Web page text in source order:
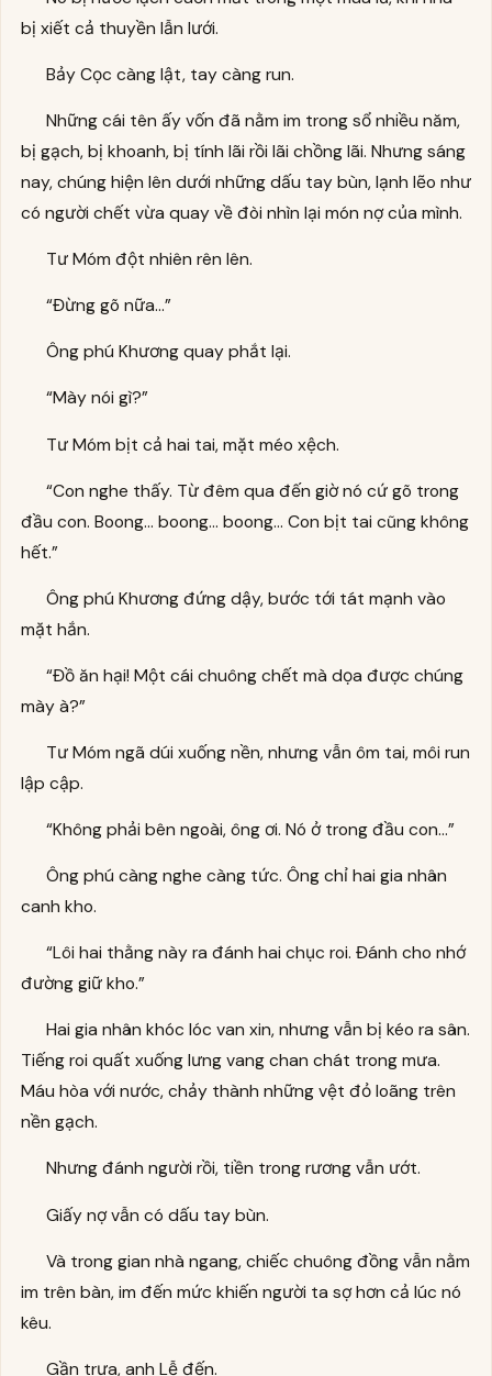
bị xiết cả thuyền lẫn lưới.
Bảy Cọc càng lật, tay càng run.
Những cái tên ấy vốn đã nằm im trong sổ nhiều năm,
bị gạch, bị khoanh, bị tính lãi rồi lãi chồng lãi. Nhưng sáng
nay, chúng hiện lên dưới những dấu tay bùn, lạnh lẽo như
có người chết vừa quay về đòi nhìn lại món nợ của mình.
Tư Móm đột nhiên rên lên.
“Đừng gõ nữa…”
Ông phú Khương quay phắt lại.
“Mày nói gì?”
Tư Móm bịt cả hai tai, mặt méo xệch.
“Con nghe thấy. Từ đêm qua đến giờ nó cứ gõ trong
đầu con. Boong… boong… boong… Con bịt tai cũng không
hết.”
Ông phú Khương đứng dậy, bước tới tát mạnh vào
mặt hắn.
“Đồ ăn hại! Một cái chuông chết mà dọa được chúng
mày à?”
Tư Móm ngã dúi xuống nền, nhưng vẫn ôm tai, môi run
lập cập.
“Không phải bên ngoài, ông ơi. Nó ở trong đầu con…”
Ông phú càng nghe càng tức. Ông chỉ hai gia nhân
canh kho.
“Lôi hai thằng này ra đánh hai chục roi. Đánh cho nhớ
đường giữ kho.”
Hai gia nhân khóc lóc van xin, nhưng vẫn bị kéo ra sân.
Tiếng roi quất xuống lưng vang chan chát trong mưa.
Máu hòa với nước, chảy thành những vệt đỏ loãng trên
nền gạch.
Nhưng đánh người rồi, tiền trong rương vẫn ướt.
Giấy nợ vẫn có dấu tay bùn.
Và trong gian nhà ngang, chiếc chuông đồng vẫn nằm
im trên bàn, im đến mức khiến người ta sợ hơn cả lúc nó
kêu.
Gần trưa, anh Lễ đến.